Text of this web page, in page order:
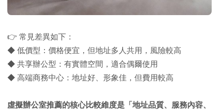
👉 常見差異如下：
◆ 低價型：價格便宜，但地址多人共用，風險較高
◆ 共享辦公型：有實體空間，適合偶爾使用
◆ 高端商務中心：地址好、形象佳，但費用較高
虛擬辦公室推薦的核心比較維度是「地址品質、服務內容、